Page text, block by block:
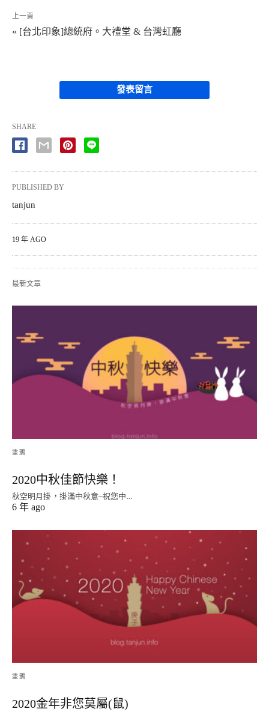
上一頁
« [台北印象]總統府。大禮堂 & 台灣虹廳
發表留言
SHARE
PUBLISHED BY
tanjun
19 年 AGO
最新文章
塗鴉
2020中秋佳節快樂！
秋空明月掛，掛滿中秋意~祝您中...
6 年 ago
塗鴉
2020金年非您莫屬(鼠)